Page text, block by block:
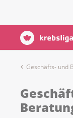
Geschäfts- und